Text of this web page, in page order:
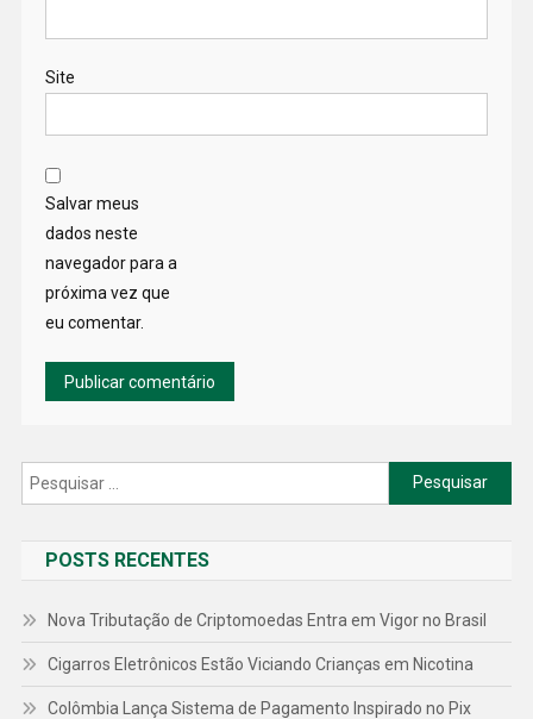
Site
Salvar meus
dados neste
navegador para a
próxima vez que
eu comentar.
Pesquisar
por:
POSTS RECENTES
Nova Tributação de Criptomoedas Entra em Vigor no Brasil
Cigarros Eletrônicos Estão Viciando Crianças em Nicotina
Colômbia Lança Sistema de Pagamento Inspirado no Pix